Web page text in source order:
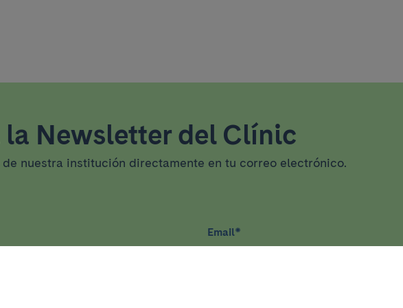
la Newsletter del Clínic
nuestra institución directamente en tu correo electrónico.
Email*